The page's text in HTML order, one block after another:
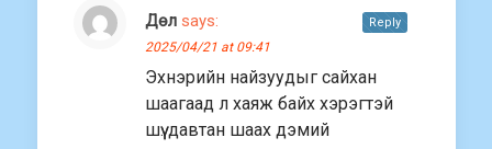
Дөл says:
2025/04/21 at 09:41
Эхнэрийн найзуудыг сайхан
шаагаад л хаяж байх хэрэгтэй
шүү. давтан шаах дэмий
Reply